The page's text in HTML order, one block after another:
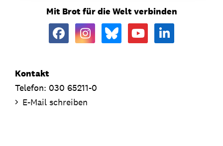
Mit Brot für die Welt verbinden
Kontakt
Telefon: 030 65211-0
E-Mail schreiben